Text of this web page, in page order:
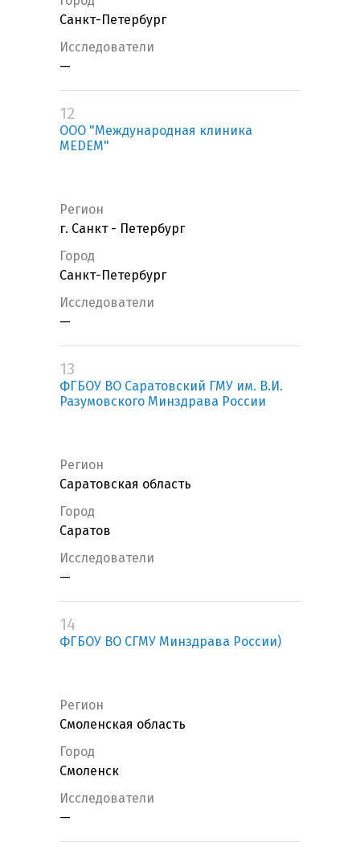
Санкт-Петербург
Исследователи
—
12
ООО "Международная клиника
MEDEM"
Регион
г. Санкт - Петербург
Город
Санкт-Петербург
Исследователи
—
13
ФГБОУ ВО Саратовский ГМУ им. В.И.
Разумовского Минздрава России
Регион
Саратовская область
Город
Саратов
Исследователи
—
14
ФГБОУ ВО СГМУ Минздрава России)
Регион
Смоленская область
Город
Смоленск
Исследователи
—